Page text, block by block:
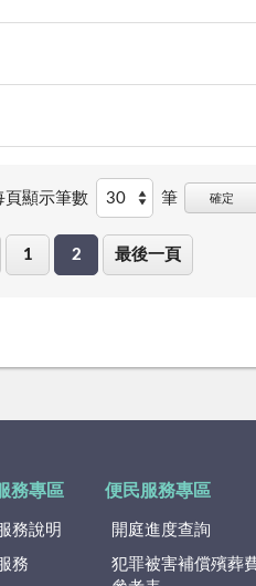
頁顯示筆數 筆 確定
1 2 最後一頁
務專區
務說明
務
便民服務專區
開庭進度查詢
犯罪被害補償殯葬